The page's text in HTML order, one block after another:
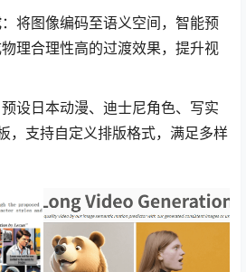
：将图像编码至语义空间，智能预
理合理性高的过渡效果，提升视
预设日本动漫、迪士尼角色、写实
，支持自定义排版格式，满足多样